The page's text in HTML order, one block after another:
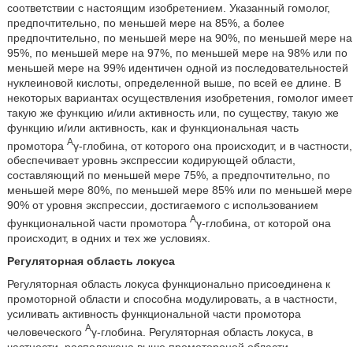
соответствии с настоящим изобретением. Указанный гомолог,
предпочтительно, по меньшей мере на 85%, а более
предпочтительно, по меньшей мере на 90%, по меньшей мере на
95%, по меньшей мере на 97%, по меньшей мере на 98% или по
меньшей мере на 99% идентичен одной из последовательностей
нуклеиновой кислоты, определенной выше, по всей ее длине. В
некоторых вариантах осуществления изобретения, гомолог имеет
такую же функцию и/или активность или, по существу, такую же
функцию и/или активность, как и функциональная часть
промотора Aγ-глобина, от которого она происходит, и в частности,
обеспечивает уровнь экспрессии кодирующей области,
составляющий по меньшей мере 75%, а предпочтительно, по
меньшей мере 80%, по меньшей мере 85% или по меньшей мере
90% от уровня экспрессии, достигаемого с использованием
функциональной части промотора Aγ-глобина, от которой она
происходит, в одних и тех же условиях.
Регуляторная область локуса
Регуляторная область локуса функционально присоединена к
промоторной области и способна модулировать, а в частности,
усиливать активность функциональной части промотора
человеческого Aγ-глобина. Регуляторная область локуса, в